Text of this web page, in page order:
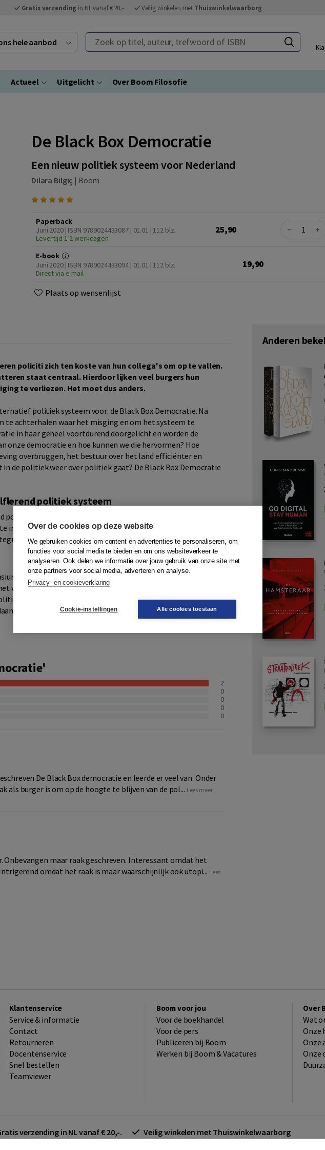
Gratis verzending in NL vanaf € 20,- Veilig winkelen met Thuiswinkelwaarborg
hele aanbod Zoek op titel, auteur, trefwoord of ISBN
Actueel Uitgelicht Over Boom Filosofie
De Black Box Democratie
Een nieuw politiek systeem voor Nederland
Dilara Bilgiç | Boom
Paperback
Juni 2020 | ISBN 9789024433087 | 01.01 | 112 blz.
Levertijd 1-2 werkdagen
25,90 Quantity
− +
E-book
Juni 2020 | ISBN 9789024433094 | 01.01 | 112 blz.
Direct via e-mail
19,90
Plaats op wensenlijst
policiti zich ten koste van hun collega's om op te vallen.
staat centraal. Hierdoor lijken veel burgers hun
te verliezen. Het moet dus anders.
politiek systeem voor: de Black Box Democratie. Na
te achterhalen waar het misging en om het systeem te
in haar geheel voortdurend doorgelicht en worden de
democratie en hoe kunnen we die hervormen? Hoe
overbruggen, het bestuur over het land efficiënter en
de politiek weer over politiek gaat? De Black Box Democratie
politiek systeem
politiek systeem; een systeem waarin politici geen winnaars of
inspraak hebben, waarin wetenschap een plek heeft en waarin
behaald. Als Koerdisch-Turkse Nederlander en ex-
verschillende vormen van democratie. Vanuit deze ervaring
Ze besloot in de pen te klimmen om uit te pluizen waar de
komen en of ze zijn op te lossen.
2
0
0
0
0
De Black Box democratie en leerde er veel van. Onder
als burger is om op de hoogte te blijven van de pol... Lees meer
Onbevangen maar raak geschreven. Interessant omdat het
omdat het raak is maar waarschijnlijk ook utopi... Lees
Anderen
Klantenservice
Service & informatie
Contact
Retourneren
Docentenservice
Snel bestellen
Teamviewer
Boom voor jou
Voor de boekhandel
Voor de pers
Publiceren bij Boom
Werken bij Boom & Vacatures
Over
Wat
Onze
Onze
Onze
verzending in NL vanaf € 20,-. Veilig winkelen met Thuiswinkelwaarborg
Over de cookies op deze website
We gebruiken cookies om content en advertenties te personaliseren, om
functies voor social media te bieden en om ons websiteverkeer te
analyseren. Ook delen we informatie over jouw gebruik van onze site met
onze partners voor social media, adverteren en analyse.
Privacy- en cookieverklaring
Cookie-instellingen Alle cookies toestaan